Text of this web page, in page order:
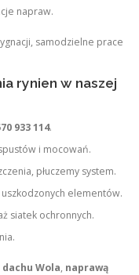
napraw.
samodzielne prace
rynien w naszej
933 114.
i mocowań.
płuczemy system.
elementów.
siatek ochronnych.
Wola, naprawą